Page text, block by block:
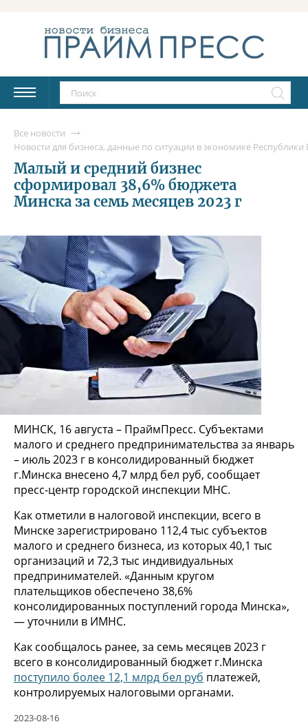
Все новости
Новости для бизнеса, данные по ситуации в экономике
Малый и средний бизнес
сформировал 38,6% бюджета
Минска за семь месяцев 2023 г
МИНСК, 16 августа – ПраймПресс. Субъектами
малого и среднего предпринимательства за январь
– июль 2023 г в консолидированный бюджет
г.Минска внесено 4,7 млрд бел руб, сообщает
пресс-центр городской инспекции МНС.
Как отметили в налоговой инспекции, всего в
Минске зарегистрировано 112,4 тыс субъектов
малого и среднего бизнеса, из которых 40,1 тыс
организаций и 72,3 тыс индивидуальных
предпринимателей. «Данным кругом
плательщиков обеспечено 38,6%
консолидированных поступлений города Минска»,
— уточнили в ИМНС.
Как сообщалось ранее, за семь месяцев 2023 г
всего в консолидированный бюджет г.Минска
поступило более 12,1 млрд бел руб платежей,
контролируемых налоговыми органами.
2023-08-16